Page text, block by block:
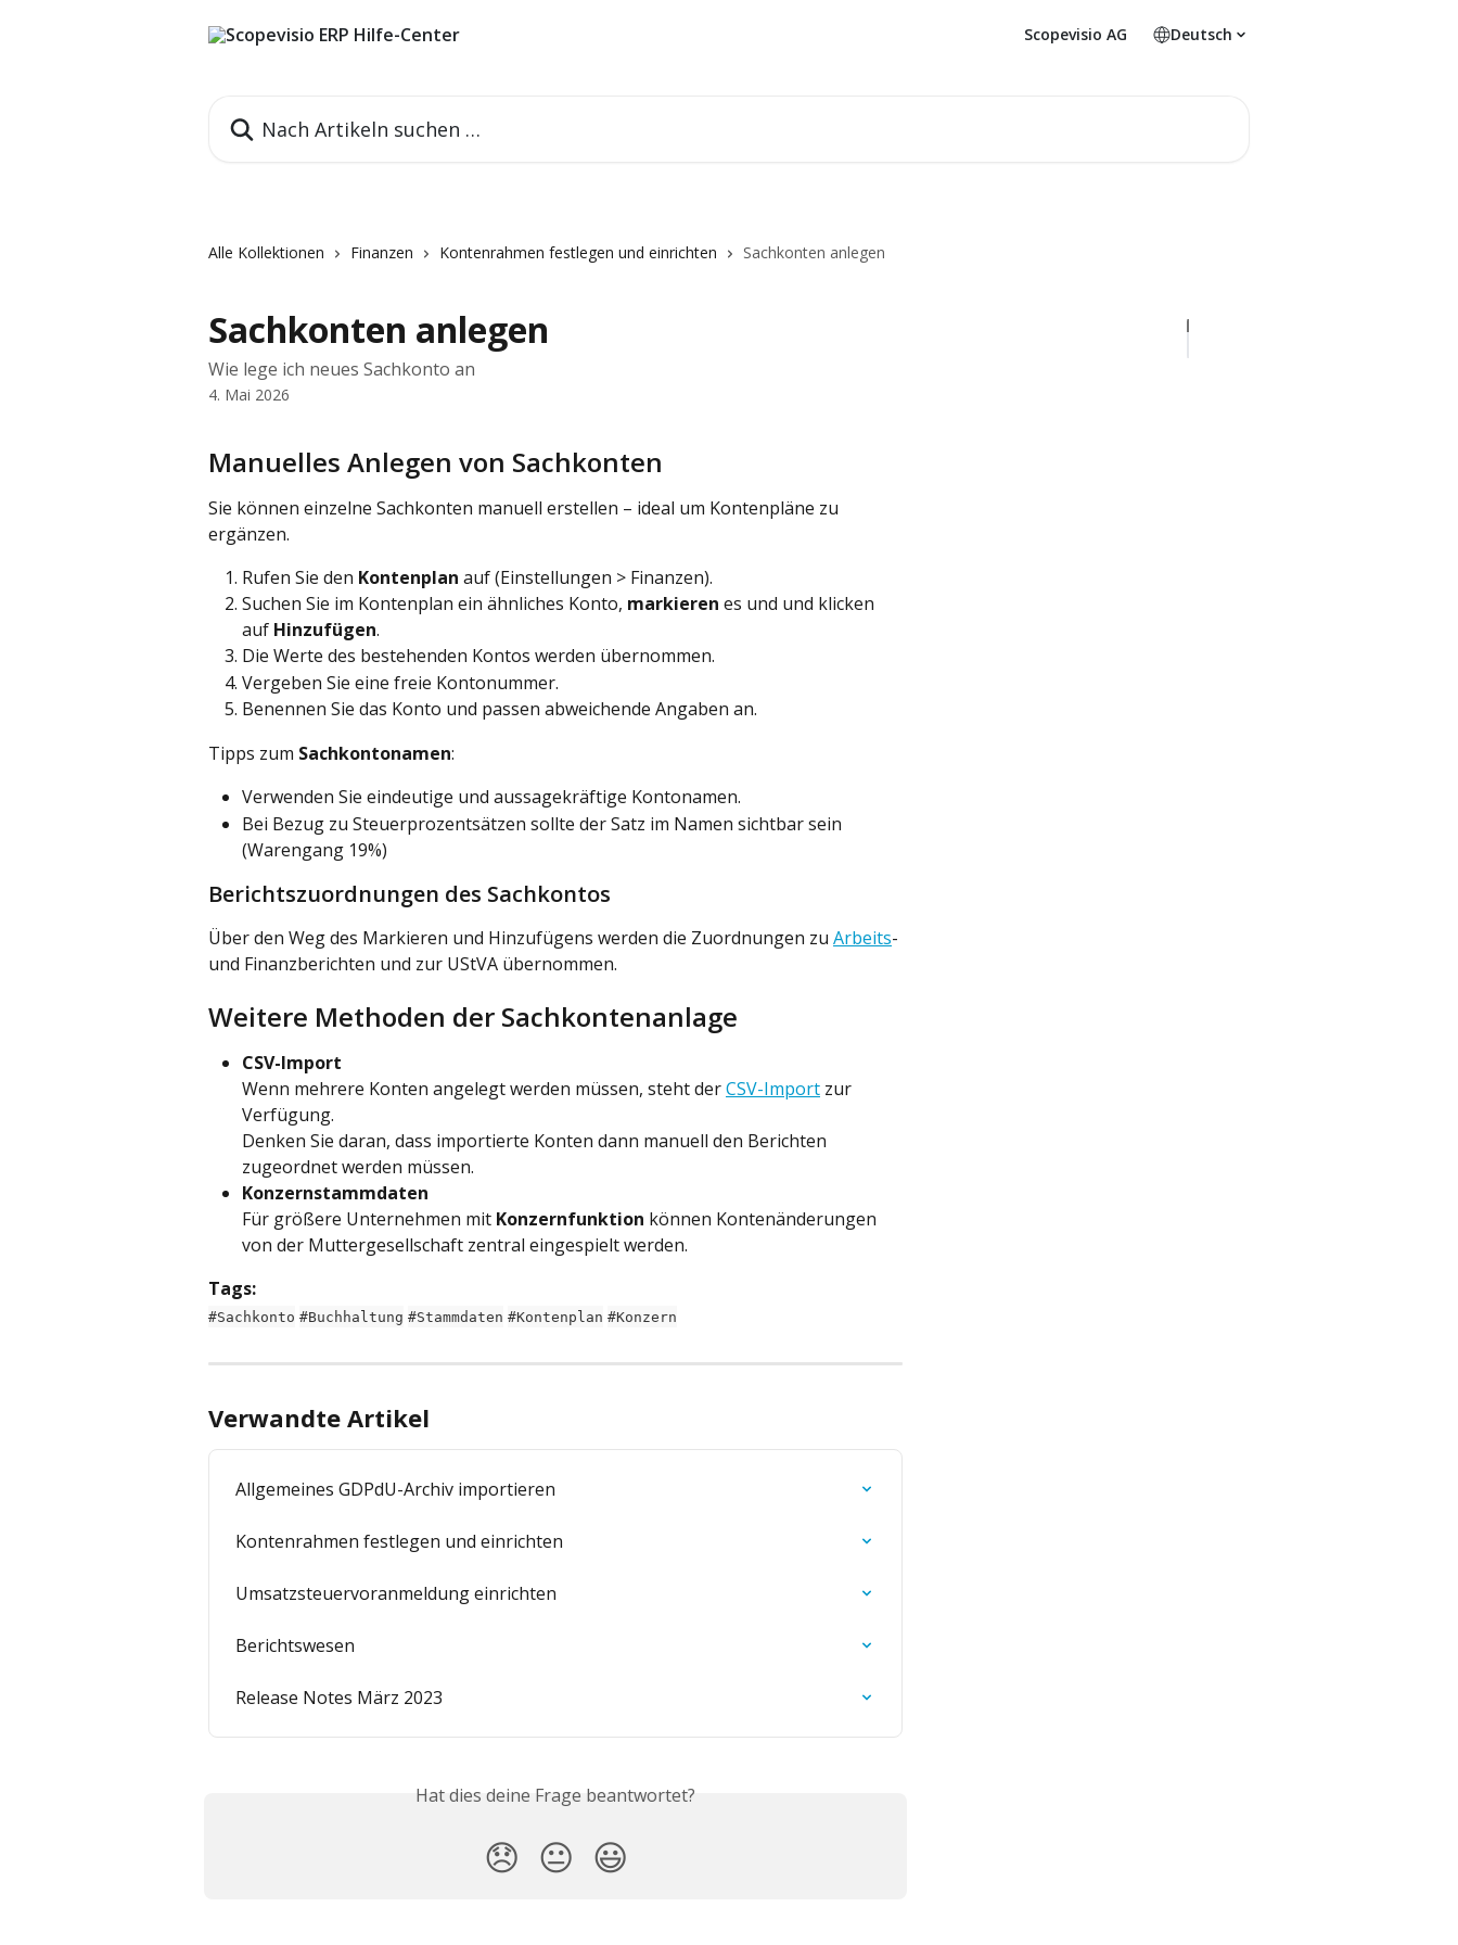
Scopevisio AG Deutsch
Alle Kollektionen Finanzen Kontenrahmen festlegen und einrichten Sachkonten anlegen
Sachkonten anlegen
Wie lege ich neues Sachkonto an
4. Mai 2026
Manuelles Anlegen von Sachkonten
Sie können einzelne Sachkonten manuell erstellen – ideal um Kontenpläne zu
ergänzen.
Rufen Sie den Kontenplan auf (Einstellungen > Finanzen).
Suchen Sie im Kontenplan ein ähnliches Konto, markieren es und und klicken
auf Hinzufügen.
Die Werte des bestehenden Kontos werden übernommen.
Vergeben Sie eine freie Kontonummer.
Benennen Sie das Konto und passen abweichende Angaben an.
Tipps zum Sachkontonamen:
Verwenden Sie eindeutige und aussagekräftige Kontonamen.
Bei Bezug zu Steuerprozentsätzen sollte der Satz im Namen sichtbar sein
(Warengang 19%)
Berichtszuordnungen des Sachkontos
Über den Weg des Markieren und Hinzufügens werden die Zuordnungen zu Arbeits-
und Finanzberichten und zur UStVA übernommen.
Weitere Methoden der Sachkontenanlage
CSV-Import
Wenn mehrere Konten angelegt werden müssen, steht der CSV-Import zur
Verfügung.
Denken Sie daran, dass importierte Konten dann manuell den Berichten
zugeordnet werden müssen.
Konzernstammdaten
Für größere Unternehmen mit Konzernfunktion können Kontenänderungen
von der Muttergesellschaft zentral eingespielt werden.
Tags:
#Sachkonto #Buchhaltung #Stammdaten #Kontenplan #Konzern
Verwandte Artikel
Allgemeines GDPdU-Archiv importieren
Kontenrahmen festlegen und einrichten
Umsatzsteuervoranmeldung einrichten
Berichtswesen
Release Notes März 2023
Hat dies deine Frage beantwortet?
😞 😐 😃